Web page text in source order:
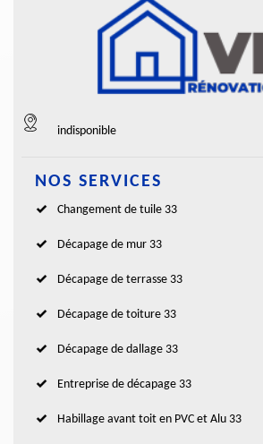
indisponible
NOS SERVICES
Changement de tuile 33
Décapage de mur 33
Décapage de terrasse 33
Décapage de toiture 33
Décapage de dallage 33
Entreprise de décapage 33
Habillage avant toit en PVC et Alu 33